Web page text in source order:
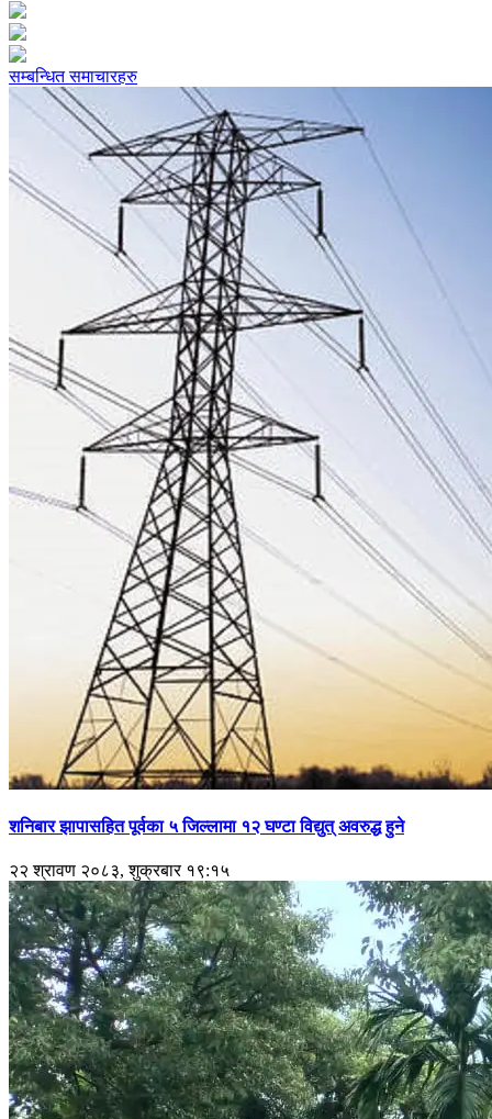
सम्बन्धित समाचारहरु
शनिबार झापासहित पूर्वका ५ जिल्लामा १२ घण्टा विद्युत् अवरुद्ध हुने
२२ श्रावण २०८३, शुक्रबार १९:१५